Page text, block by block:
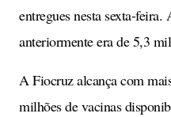
entregues nesta sexta-feira.
anteriormente era de 5,3
A Fiocruz alcança com
milhões de vacinas